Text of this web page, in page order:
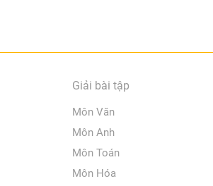
Giải bài tập
Môn Văn
Môn Anh
Môn Toán
Môn Hóa